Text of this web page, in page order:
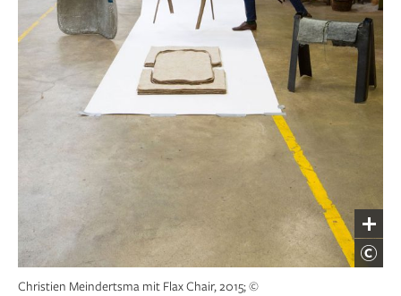
Christien Meindertsma mit Flax Chair, 2015; ©